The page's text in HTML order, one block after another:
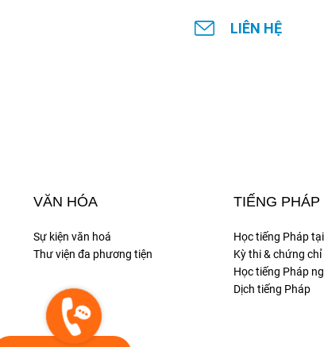
LIÊN HỆ
VĂN HÓA
Sự kiện văn hoá
Thư viện đa phương tiện
TIẾNG PHÁP
Học tiếng Pháp
Kỳ thi & chứng chỉ
Học tiếng Pháp
Dịch tiếng Pháp